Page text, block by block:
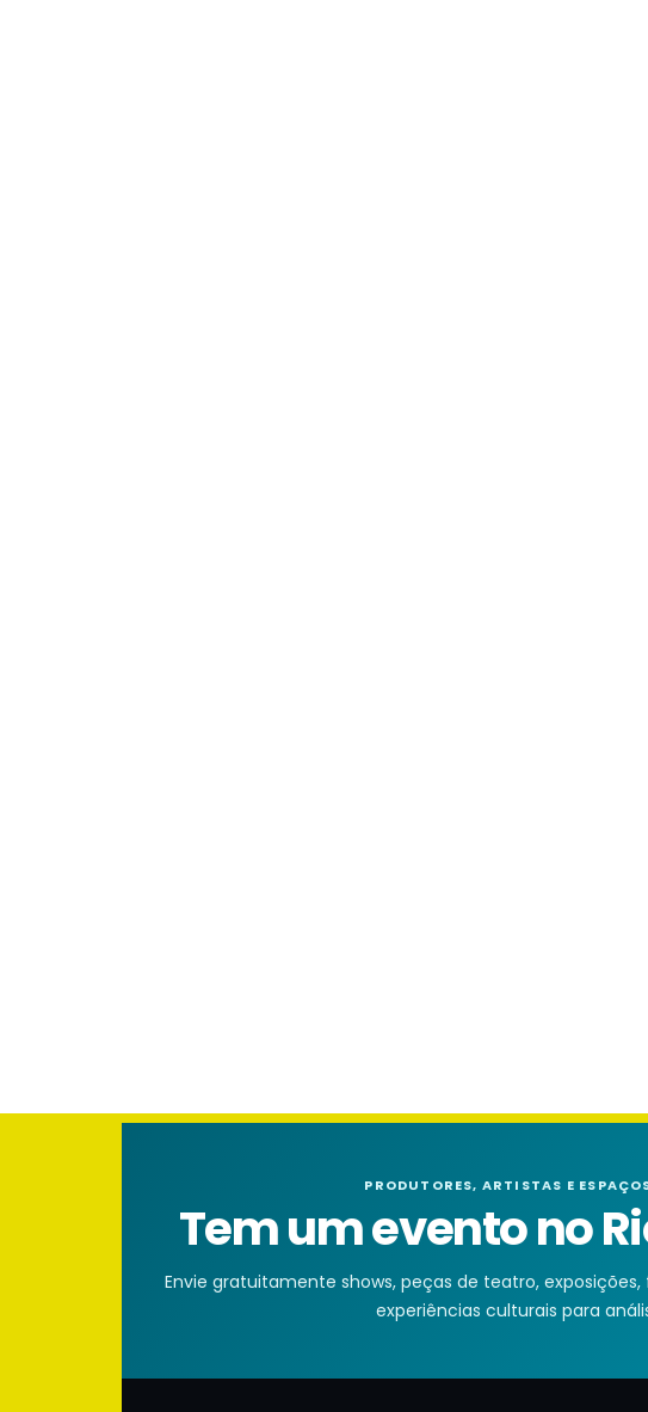
PRODUTORES, ARTISTAS E
Tem um evento no
Envie gratuitamente shows, peças de teatro,
experiências culturais para